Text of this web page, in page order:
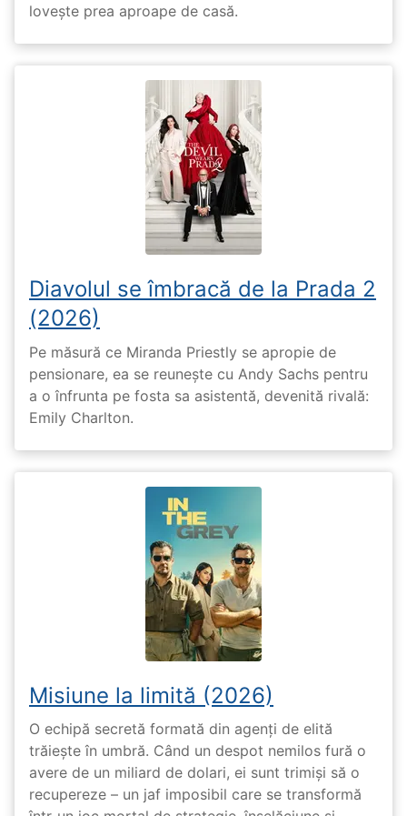
lovește prea aproape de casă.
Diavolul se îmbracă de la Prada 2
(2026)
Pe măsură ce Miranda Priestly se apropie de
pensionare, ea se reunește cu Andy Sachs pentru
a o înfrunta pe fosta sa asistentă, devenită rivală:
Emily Charlton.
Misiune la limită (2026)
O echipă secretă formată din agenți de elită
trăiește în umbră. Când un despot nemilos fură o
avere de un miliard de dolari, ei sunt trimiși să o
recupereze – un jaf imposibil care se transformă